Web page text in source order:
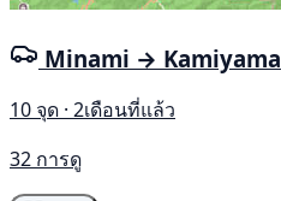
Minami → Kamiyama
10 จุด · 2เดือนที่แล้ว
32 การดู